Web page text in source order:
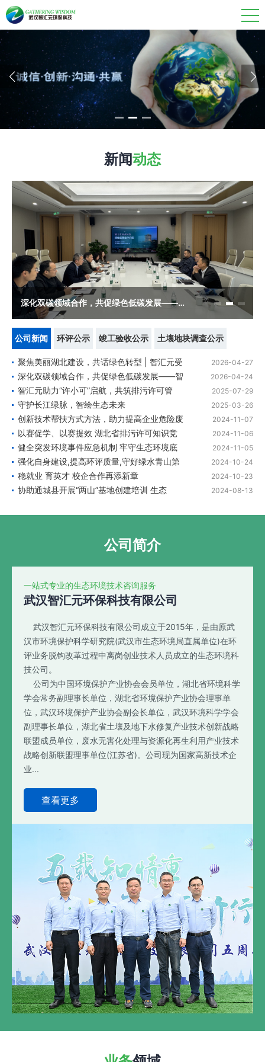
新闻动态
深化双碳领域合作，共促绿色低碳发展——智汇元一行到访武汉双碳产业研究院
公司新闻 环评公示 竣工验收公示 土壤地块调查公示
聚焦美丽湖北建设，共话绿色转型 | 智汇元受 2026-04-27
深化双碳领域合作，共促绿色低碳发展——智 2026-04-24
智汇元助力“许小可”启航，共筑排污许可管 2025-07-29
守护长江绿脉，智绘生态未来 2025-03-26
创新技术帮扶方式方法，助力提高企业危险废 2024-11-07
以赛促学、以赛提效 湖北省排污许可知识竞 2024-11-06
健全突发环境事件应急机制 牢守生态环境底 2024-11-05
强化自身建设,提高环评质量,守好绿水青山第 2024-10-24
稳就业 育英才 校企合作再添新章 2024-10-23
协助通城县开展“两山”基地创建培训 生态 2024-08-13
公司简介
一站式专业的生态环境技术咨询服务
武汉智汇元环保科技有限公司
武汉智汇元环保科技有限公司成立于2015年，是由原武
汉市环境保护科学研究院(武汉市生态环境局直属单位)在环
评业务脱钩改革过程中离岗创业技术人员成立的生态环境科
技公司。
公司为中国环境保护产业协会会员单位，湖北省环境科学
学会常务副理事长单位，湖北省环境保护产业协会理事单
位，武汉环境保护产业协会副会长单位，武汉环境科学学会
副理事长单位，湖北省土壤及地下水修复产业技术创新战略
联盟成员单位，废水无害化处理与资源化再生利用产业技术
战略创新联盟理事单位(江苏省)。公司现为国家高新技术企
业...
查看更多